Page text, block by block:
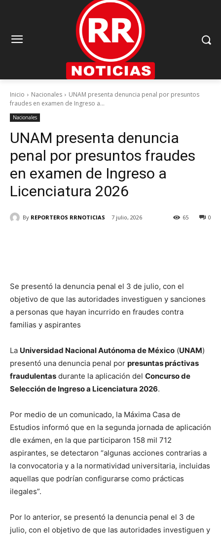
Inicio Nacionales
UNAM presenta denuncia penal por presuntos
fraudes en examen de Ingreso a...
Nacionales
UNAM presenta denuncia
penal por presuntos fraudes
en examen de Ingreso a
Licenciatura 2026
By REPORTEROS RRNOTICIAS 7 julio, 2026 0
65
Se presentó la denuncia penal el 3 de julio, con el
objetivo de que las autoridades investiguen y sanciones
a personas que hayan incurrido en fraudes contra
familias y aspirantes
La Universidad Nacional Autónoma de México (UNAM)
presentó una denuncia penal por presuntas práctivas
fraudulentas durante la aplicación del Concurso de
Selección de Ingreso a Licenciatura 2026.
Por medio de un comunicado, la Máxima Casa de
Estudios informó que en la segunda jornada de aplicación
dle exámen, en la que participaron 158 mil 712
aspirantes, se detectaron “algunas acciones contrarias a
la convocatoria y a la normatividad universitaria, incluidas
aquellas que podrían configurarse como prácticas
ilegales”.
Por lo anterior, se presentó la denuncia penal el 3 de
julio, con el objetivo de que las autoridades investiguen y